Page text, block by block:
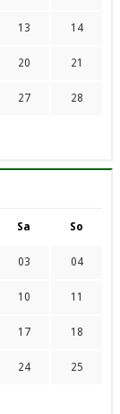
13 14
20 21
27 28
Sa So
03 04
10 11
17 18
24 25